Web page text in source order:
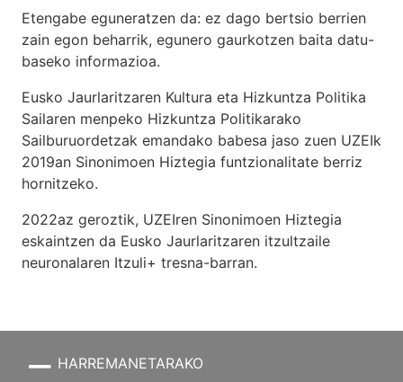
Etengabe eguneratzen da: ez dago bertsio berrien
zain egon beharrik, egunero gaurkotzen baita datu-
baseko informazioa.
Eusko Jaurlaritzaren Kultura eta Hizkuntza Politika
Sailaren menpeko Hizkuntza Politikarako
Sailburuordetzak emandako babesa jaso zuen UZEIk
2019an Sinonimoen Hiztegia funtzionalitate berriz
hornitzeko.
2022az geroztik, UZEIren Sinonimoen Hiztegia
eskaintzen da Eusko Jaurlaritzaren itzultzaile
neuronalaren Itzuli+ tresna-barran.
HARREMANETARAKO